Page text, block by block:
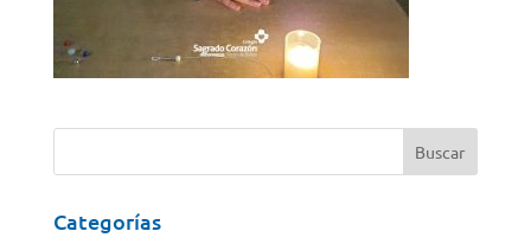
Categorías